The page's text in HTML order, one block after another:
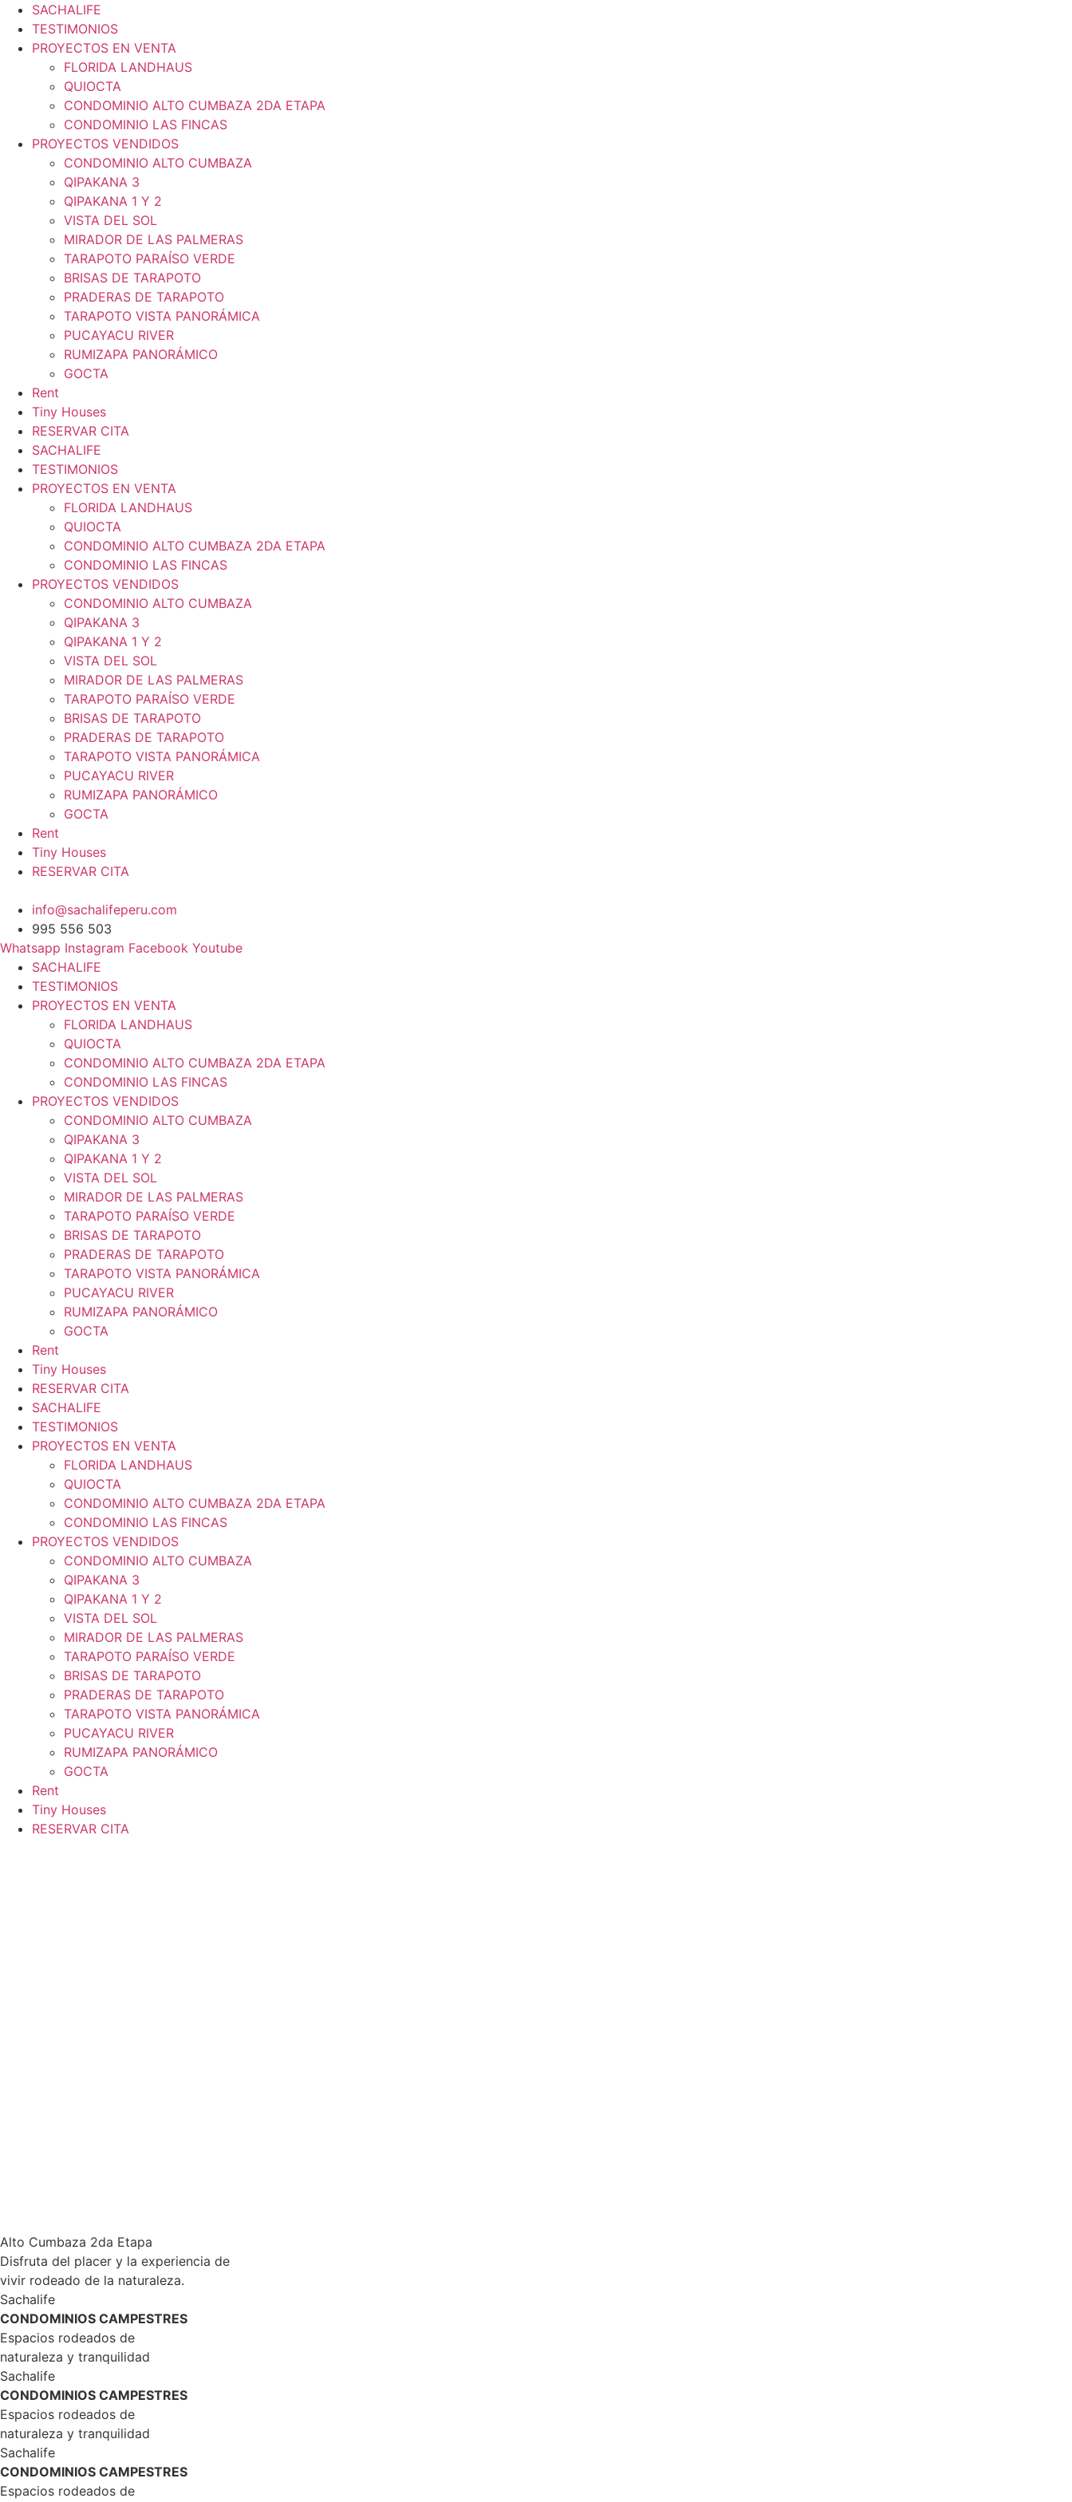
contenido
SACHALIFE
TESTIMONIOS
PROYECTOS EN VENTA
FLORIDA LANDHAUS
QUIOCTA
CONDOMINIO ALTO CUMBAZA 2DA ETAPA
CONDOMINIO LAS FINCAS
PROYECTOS VENDIDOS
CONDOMINIO ALTO CUMBAZA
QIPAKANA 3
QIPAKANA 1 Y 2
VISTA DEL SOL
MIRADOR DE LAS PALMERAS
TARAPOTO PARAÍSO VERDE
BRISAS DE TARAPOTO
PRADERAS DE TARAPOTO
TARAPOTO VISTA PANORÁMICA
PUCAYACU RIVER
RUMIZAPA PANORÁMICO
GOCTA
Rent
Tiny Houses
RESERVAR CITA
SACHALIFE
TESTIMONIOS
PROYECTOS EN VENTA
FLORIDA LANDHAUS
QUIOCTA
CONDOMINIO ALTO CUMBAZA 2DA ETAPA
CONDOMINIO LAS FINCAS
PROYECTOS VENDIDOS
CONDOMINIO ALTO CUMBAZA
QIPAKANA 3
QIPAKANA 1 Y 2
VISTA DEL SOL
MIRADOR DE LAS PALMERAS
TARAPOTO PARAÍSO VERDE
BRISAS DE TARAPOTO
PRADERAS DE TARAPOTO
TARAPOTO VISTA PANORÁMICA
PUCAYACU RIVER
RUMIZAPA PANORÁMICO
GOCTA
Rent
Tiny Houses
RESERVAR CITA
info@sachalifeperu.com
995 556 503
Whatsapp Instagram Facebook Youtube
SACHALIFE
TESTIMONIOS
PROYECTOS EN VENTA
FLORIDA LANDHAUS
QUIOCTA
CONDOMINIO ALTO CUMBAZA 2DA ETAPA
CONDOMINIO LAS FINCAS
PROYECTOS VENDIDOS
CONDOMINIO ALTO CUMBAZA
QIPAKANA 3
QIPAKANA 1 Y 2
VISTA DEL SOL
MIRADOR DE LAS PALMERAS
TARAPOTO PARAÍSO VERDE
BRISAS DE TARAPOTO
PRADERAS DE TARAPOTO
TARAPOTO VISTA PANORÁMICA
PUCAYACU RIVER
RUMIZAPA PANORÁMICO
GOCTA
Rent
Tiny Houses
RESERVAR CITA
SACHALIFE
TESTIMONIOS
PROYECTOS EN VENTA
FLORIDA LANDHAUS
QUIOCTA
CONDOMINIO ALTO CUMBAZA 2DA ETAPA
CONDOMINIO LAS FINCAS
PROYECTOS VENDIDOS
CONDOMINIO ALTO CUMBAZA
QIPAKANA 3
QIPAKANA 1 Y 2
VISTA DEL SOL
MIRADOR DE LAS PALMERAS
TARAPOTO PARAÍSO VERDE
BRISAS DE TARAPOTO
PRADERAS DE TARAPOTO
TARAPOTO VISTA PANORÁMICA
PUCAYACU RIVER
RUMIZAPA PANORÁMICO
GOCTA
Rent
Tiny Houses
RESERVAR CITA
Alto Cumbaza 2da Etapa
Disfruta del placer y la experiencia de
vivir rodeado de la naturaleza.
Sachalife
CONDOMINIOS CAMPESTRES
Espacios rodeados de
naturaleza y tranquilidad
Sachalife
CONDOMINIOS CAMPESTRES
Espacios rodeados de
naturaleza y tranquilidad
Sachalife
CONDOMINIOS CAMPESTRES
Espacios rodeados de